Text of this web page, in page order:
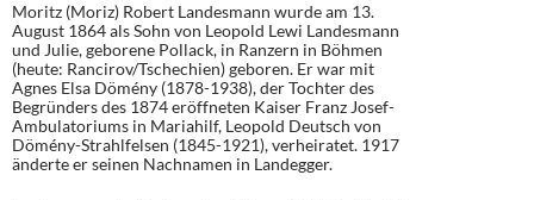
Moritz (Moriz) Robert Landesmann wurde am 13.
August 1864 als Sohn von Leopold Lewi Landesmann
und Julie, geborene Pollack, in Ranzern in Böhmen
(heute: Rancirov/Tschechien) geboren. Er war mit
Agnes Elsa Dömény (1878-1938), der Tochter des
Begründers des 1874 eröffneten Kaiser Franz Josef-
Ambulatoriums in Mariahilf, Leopold Deutsch von
Dömény-Strahlfelsen (1845-1921), verheiratet. 1917
änderte er seinen Nachnamen in Landegger.